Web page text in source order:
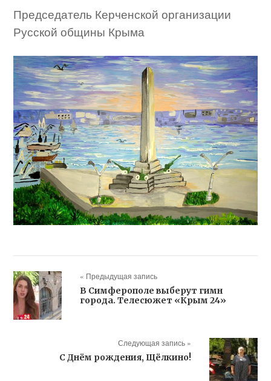
Председатель Керченской организации
Русской общины Крыма
« Предыдущая запись
В Симферополе выберут гимн
города. Телесюжет «Крым 24»
Следующая запись »
С Днём рождения, Щёлкино!